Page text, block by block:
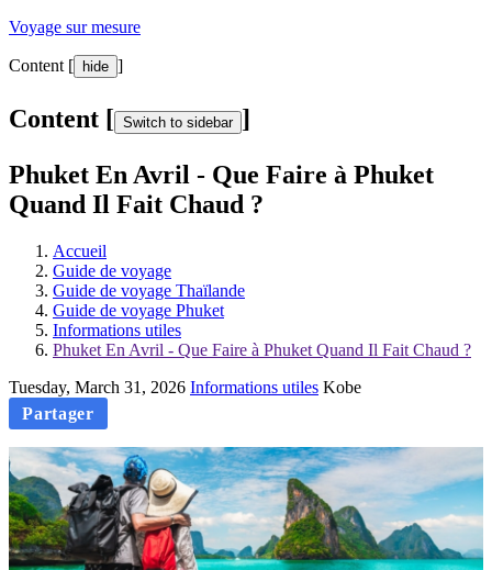
Voyage sur mesure
Content [ hide ]
Content [ Switch to sidebar ]
Phuket En Avril - Que Faire à Phuket
Quand Il Fait Chaud ?
Accueil
Guide de voyage
Guide de voyage Thaïlande
Guide de voyage Phuket
Informations utiles
Phuket En Avril - Que Faire à Phuket Quand Il Fait Chaud ?
Tuesday, March 31, 2026 Informations utiles Kobe
Partager